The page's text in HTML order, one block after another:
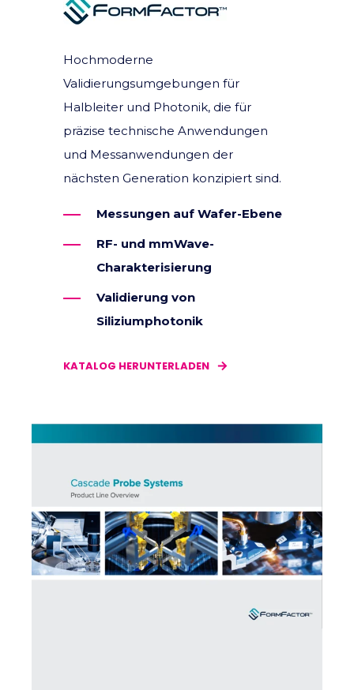
Hochmoderne
Validierungsumgebungen für
Halbleiter und Photonik, die für
präzise technische Anwendungen
und Messanwendungen der
nächsten Generation konzipiert sind.
Messungen auf Wafer-Ebene
RF- und mmWave-
Charakterisierung
Validierung von
Siliziumphotonik
KATALOG HERUNTERLADEN